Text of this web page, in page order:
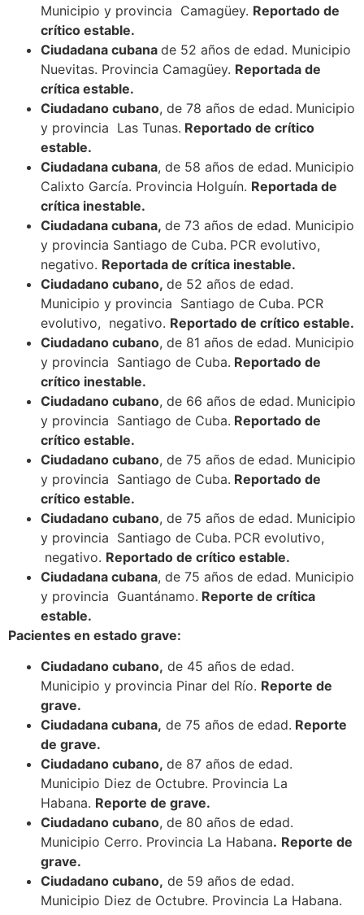
Municipio y provincia Camagüey. Reportado de
crítico estable.
Ciudadana cubana de 52 años de edad. Municipio
Nuevitas. Provincia Camagüey. Reportada de
crítica estable.
Ciudadano cubano, de 78 años de edad. Municipio
y provincia Las Tunas. Reportado de crítico
estable.
Ciudadana cubana, de 58 años de edad. Municipio
Calixto García. Provincia Holguín. Reportada de
crítica inestable.
Ciudadana cubana, de 73 años de edad. Municipio
y provincia Santiago de Cuba. PCR evolutivo,
negativo. Reportada de crítica inestable.
Ciudadano cubano, de 52 años de edad.
Municipio y provincia Santiago de Cuba. PCR
evolutivo, negativo. Reportado de crítico estable.
Ciudadano cubano, de 81 años de edad. Municipio
y provincia Santiago de Cuba. Reportado de
crítico inestable.
Ciudadano cubano, de 66 años de edad. Municipio
y provincia Santiago de Cuba. Reportado de
crítico estable.
Ciudadano cubano, de 75 años de edad. Municipio
y provincia Santiago de Cuba. Reportado de
crítico estable.
Ciudadano cubano, de 75 años de edad. Municipio
y provincia Santiago de Cuba. PCR evolutivo,
negativo. Reportado de crítico estable.
Ciudadana cubana, de 75 años de edad. Municipio
y provincia Guantánamo. Reporte de crítica
estable.
Pacientes en estado grave:
Ciudadano cubano, de 45 años de edad.
Municipio y provincia Pinar del Río. Reporte de
grave.
Ciudadana cubana, de 75 años de edad. Reporte
de grave.
Ciudadano cubano, de 87 años de edad.
Municipio Diez de Octubre. Provincia La
Habana. Reporte de grave.
Ciudadano cubano, de 80 años de edad.
Municipio Cerro. Provincia La Habana. Reporte de
grave.
Ciudadano cubano, de 59 años de edad.
Municipio Diez de Octubre. Provincia La Habana.